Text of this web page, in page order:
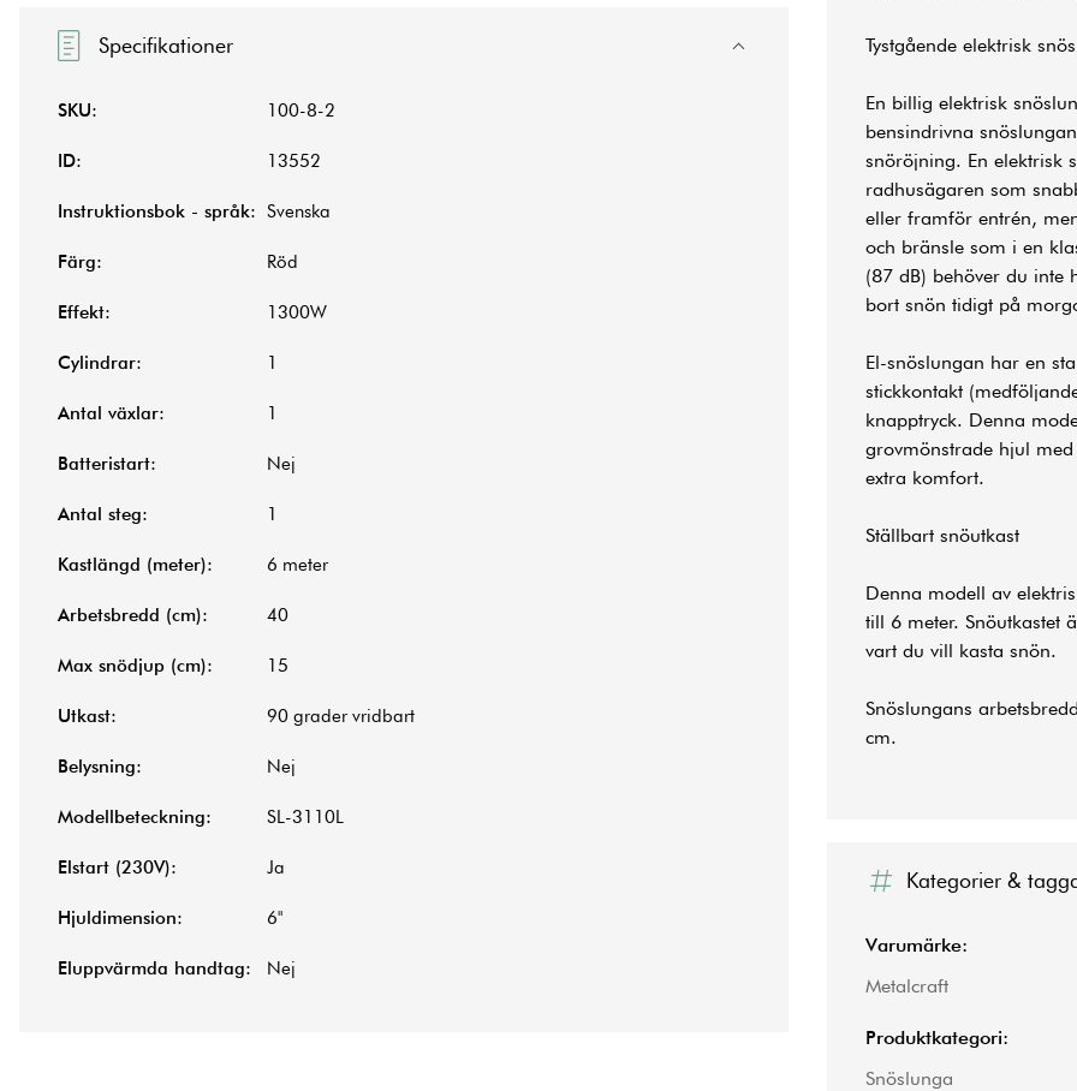
Tystgående elektrisk
En billig elektrisk
bensindrivna
snöröjning. En elektrisk
radhusägaren som
eller framför entrén,
och bränsle som i en
(87 dB) behöver du inte
bort snön tidigt på
El-snöslungan har en
stickkontakt
knapptryck. Denna
grovmönstrade hjul
extra komfort.
Ställbart snöutkast
Denna modell av
till 6 meter. Snöutkastet
vart du vill kasta snön.
Snöslungans
cm.
Specifikationer
SKU: 100-8-2
ID: 13552
Instruktionsbok - språk: Svenska
Färg: Röd
Effekt: 1300W
Cylindrar: 1
Antal växlar: 1
Batteristart: Nej
Antal steg: 1
Kastlängd (meter): 6 meter
Arbetsbredd (cm): 40
Max snödjup (cm): 15
Utkast: 90 grader vridbart
Belysning: Nej
Modellbeteckning: SL-3110L
Elstart (230V): Ja
Hjuldimension: 6"
Eluppvärmda handtag: Nej
Kategorier &
Varumärke:
Metalcraft
Produktkategori:
Snöslunga